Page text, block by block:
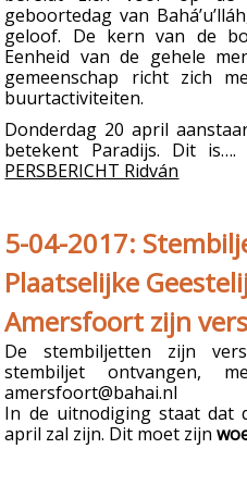
geboortedag van
geloof. De kern van de
Eenheid van de gehele
gemeenschap richt zich
buurtactiviteiten.
Donderdag 20 april
betekent Paradijs. Dit
PERSBERICHT Ridván
5-04-2017:
Plaatselijke
Amersfoort zijn
De stembiljetten zijn
stembiljet ontvangen,
amersfoort@bahai.nl
In de uitnodiging staat dat
april zal zijn. Dit moet zijn